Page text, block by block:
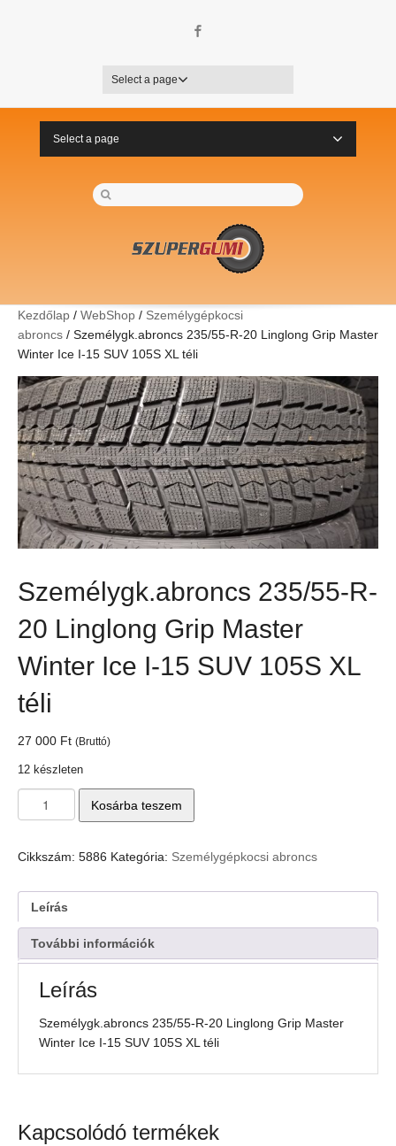
Select a page
Select a page
Kezdőlap / WebShop / Személygépkocsi
abroncs / Személygk.abroncs 235/55-R-20 Linglong Grip Master
Winter Ice I-15 SUV 105S XL téli
Személygk.abroncs 235/55-R-
20 Linglong Grip Master
Winter Ice I-15 SUV 105S XL
téli
27 000 Ft (Bruttó)
12 készleten
235/55-
20
Master
Winter
Ice
I-
Kosárba teszem
Cikkszám: 5886 Kategória: Személygépkocsi abroncs
Leírás
További információk
Leírás
Személygk.abroncs 235/55-R-20 Linglong Grip Master
Winter Ice I-15 SUV 105S XL téli
Kapcsolódó termékek